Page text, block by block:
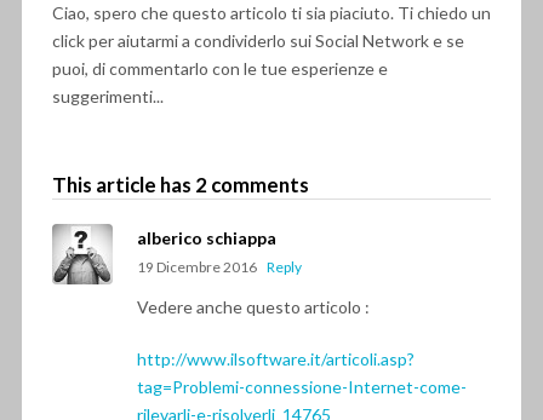
Ciao, spero che questo articolo ti sia piaciuto. Ti chiedo un
click per aiutarmi a condividerlo sui Social Network e se
puoi, di commentarlo con le tue esperienze e
suggerimenti...
This article has 2 comments
alberico schiappa
19 Dicembre 2016 Reply
Vedere anche questo articolo :
http://www.ilsoftware.it/articoli.asp?
tag=Problemi-connessione-Internet-come-
rilevarli-e-risolverli_14765